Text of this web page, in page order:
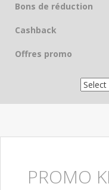
Bons de réduction
Cashback
Offres promo
PROMO